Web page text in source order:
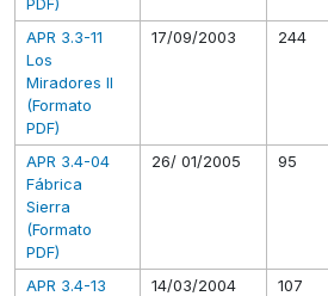
APR 3.3-11
Los
Miradores II
(Formato
PDF)
17/09/2003 244
APR 3.4-04
Fábrica
Sierra
(Formato
PDF)
26/ 01/2005 95
APR 3.4-13
14/03/2004 107